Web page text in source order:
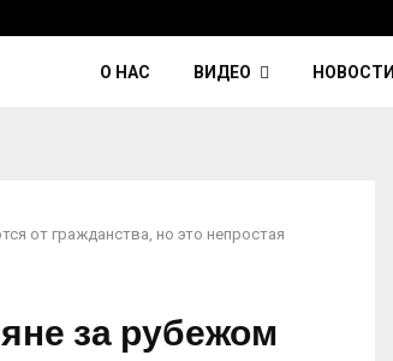
О НАС ВИДЕО НОВОСТИ
от гражданства, но это непростая
за рубежом